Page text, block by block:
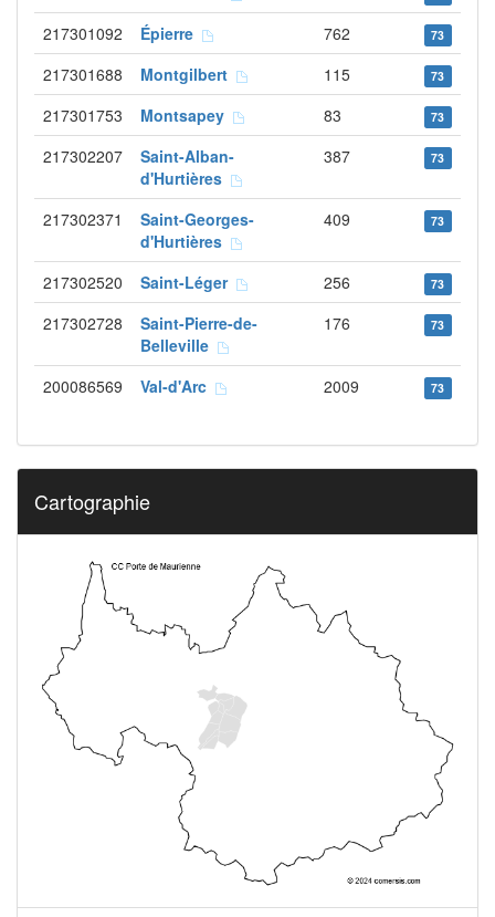
217301092 Épierre 762 73
217301688 Montgilbert 115 73
217301753 Montsapey 83 73
217302207
Saint-Alban-
d'Hurtières
387 73
217302371
Saint-Georges-
d'Hurtières
409 73
217302520 Saint-Léger 256 73
217302728
Saint-Pierre-de-
Belleville
176 73
200086569 Val-d'Arc 2009 73
Cartographie